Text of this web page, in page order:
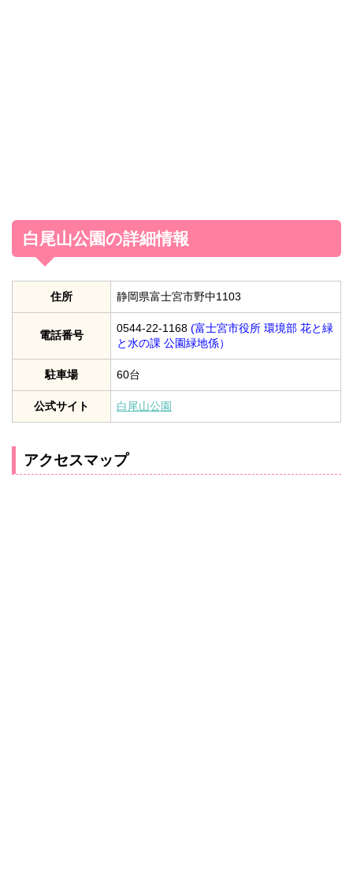
白尾山公園の詳細情報
住所 静岡県富士宮市野中1103
電話番号
0544-22-1168 (富士宮市役所 環境部 花と緑
と水の課 公園緑地係）
駐車場 60台
公式サイト 白尾山公園
アクセスマップ